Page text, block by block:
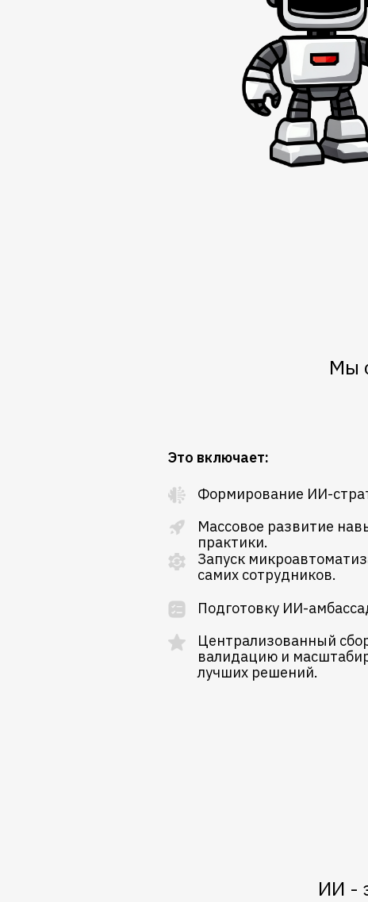
Мы
Централизованный
валидацию и
лучших решений.
Запуск
самих сотрудников.
Массовое развитие
практики.
Формирование ИИ-
Подготовку ИИ-
Это включает:
ИИ -